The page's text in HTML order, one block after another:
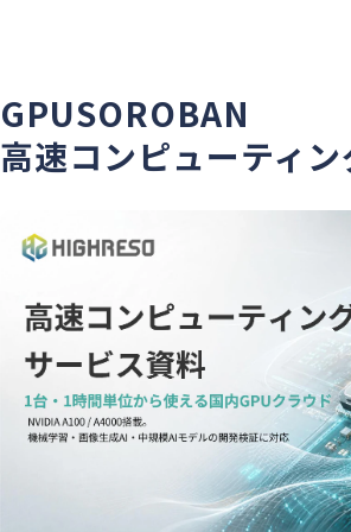
GPUSOROBAN
高速コンピューティ